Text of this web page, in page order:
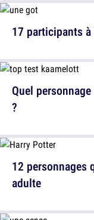
17 participants
Quel
?
12 personnages
adulte